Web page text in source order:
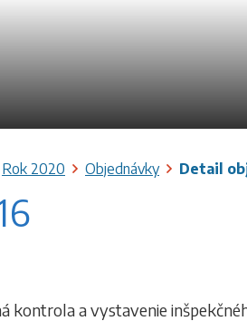
Rok 2020 Objednávky Detail
kontrola a vystavenie